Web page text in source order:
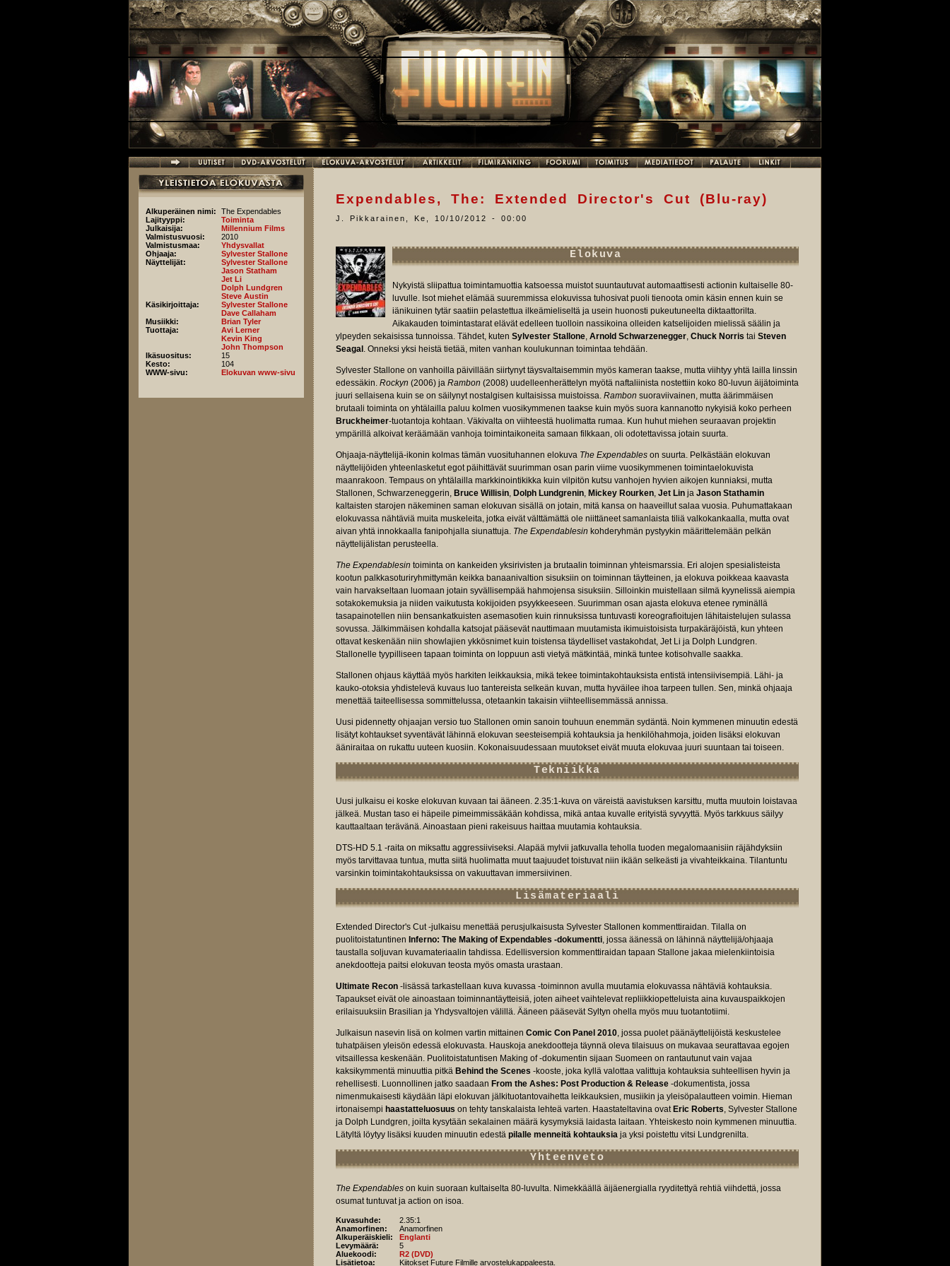
Alkuperäinen nimi:
The Expendables
Lajityyppi:
Toiminta
Julkaisija:
Millennium Films
Valmistusvuosi:
2010
Valmistusmaa:
Yhdysvallat
Ohjaaja:
Sylvester Stallone
Näyttelijät:
Sylvester Stallone
Jason Statham
Jet Li
Dolph Lundgren
Steve Austin
Käsikirjoittaja:
Sylvester Stallone
Dave Callaham
Musiikki:
Brian Tyler
Tuottaja:
Avi Lerner
Kevin King
John Thompson
Ikäsuositus:
15
Kesto:
104
WWW-sivu:
Elokuvan www-sivu
Expendables, The: Extended Director's Cut (Blu-ray)
J. Pikkarainen Ke, 10/10/2012 - 00:00
Elokuva
Nykyistä sliipattua toimintamuottia katsoessa muistot suuntautuvat automaattisesti actionin kultaiselle 80-
luvulle. Isot miehet elämää suuremmissa elokuvissa tuhosivat puoli tienoota omin käsin ennen kuin se
iänikuinen tytär saatiin pelastettua ilkeämieliseltä ja usein huonosti pukeutuneelta diktaattorilta.
Aikakauden toimintastarat elävät edelleen tuolloin nassikoina olleiden katselijoiden mielissä säälin ja
ylpeyden sekaisissa tunnoissa. Tähdet, kuten Sylvester Stallone, Arnold Schwarzenegger, Chuck Norris tai Steven
Seagal . Onneksi yksi heistä tietää, miten vanhan koulukunnan toimintaa tehdään.
Sylvester Stallone on vanhoilla päivillään siirtynyt täysvaltaisemmin myös kameran taakse, mutta viihtyy yhtä lailla linssin
edessäkin. Rockyn (2006) ja Rambon (2008) uudelleenherättelyn myötä naftaliinista nostettiin koko 80-luvun äijätoiminta
juuri sellaisena kuin se on säilynyt nostalgisen kultaisissa muistoissa. Rambon suoraviivainen, mutta äärimmäisen
brutaali toiminta on yhtälailla paluu kolmen vuosikymmenen taakse kuin myös suora kannanotto nykyisiä koko perheen
Bruckheimer-tuotantoja kohtaan. Väkivalta on viihteestä huolimatta rumaa. Kun huhut miehen seuraavan projektin
ympärillä alkoivat keräämään vanhoja toimintaikoneita samaan filkkaan, oli odotettavissa jotain suurta.
Ohjaaja-näyttelijä-ikonin kolmas tämän vuosituhannen elokuva The Expendables on suurta. Pelkästään elokuvan
näyttelijöiden yhteenlasketut egot päihittävät suurimman osan parin viime vuosikymmenen toimintaelokuvista
maanrakoon. Tempaus on yhtälailla markkinointikikka kuin vilpitön kutsu vanhojen hyvien aikojen kunniaksi, mutta
Stallonen, Schwarzeneggerin, Bruce Willisin, Dolph Lundgrenin, Mickey Rourken, Jet Lin ja Jason Stathamin
kaltaisten starojen näkeminen saman elokuvan sisällä on jotain, mitä kansa on haaveillut salaa vuosia. Puhumattakaan
elokuvassa nähtäviä muita muskeleita, jotka eivät välttämättä ole niittäneet samanlaista tiliä valkokankaalla, mutta ovat
aivan yhtä innokkaalla fanipohjalla siunattuja. The Expendablesin kohderyhmän pystyykin määrittelemään pelkän
näyttelijälistan perusteella.
The Expendablesin toiminta on kankeiden yksirivisten ja brutaalin toiminnan yhteismarssia. Eri alojen spesialisteista
kootun palkkasoturiryhmittymän keikka banaanivaltion sisuksiin on toiminnan täytteinen, ja elokuva poikkeaa kaavasta
vain harvakseltaan luomaan jotain syvällisempää hahmojensa sisuksiin. Silloinkin muistellaan silmä kyynelissä aiempia
sotakokemuksia ja niiden vaikutusta kokijoiden psyykkeeseen. Suurimman osan ajasta elokuva etenee ryminällä
tasapainotellen niin bensankatkuisten asemasotien kuin rinnuksissa tuntuvasti koreografioitujen lähitaistelujen sulassa
sovussa. Jälkimmäisen kohdalla katsojat pääsevät nauttimaan muutamista ikimuistoisista turpakäräjöistä, kun yhteen
ottavat keskenään niin showlajien ykkösnimet kuin toistensa täydelliset vastakohdat, Jet Li ja Dolph Lundgren.
Stallonelle tyypilliseen tapaan toiminta on loppuun asti vietyä mätkintää, minkä tuntee kotisohvalle saakka.
Stallonen ohjaus käyttää myös harkiten leikkauksia, mikä tekee toimintakohtauksista entistä intensiivisempiä. Lähi- ja
kauko-otoksia yhdistelevä kuvaus luo tantereista selkeän kuvan, mutta hyväilee ihoa tarpeen tullen. Sen, minkä ohjaaja
menettää taiteellisessa sommittelussa, otetaankin takaisin viihteellisemmässä annissa.
Uusi pidennetty ohjaajan versio tuo Stallonen omin sanoin touhuun enemmän sydäntä. Noin kymmenen minuutin edestä
lisätyt kohtaukset syventävät lähinnä elokuvan seesteisempiä kohtauksia ja henkilöhahmoja, joiden lisäksi elokuvan
ääniraitaa on rukattu uuteen kuosiin. Kokonaisuudessaan muutokset eivät muuta elokuvaa juuri suuntaan tai toiseen.
Tekniikka
Uusi julkaisu ei koske elokuvan kuvaan tai ääneen. 2.35:1-kuva on väreistä aavistuksen karsittu, mutta muutoin loistavaa
jälkeä. Mustan taso ei häpeile pimeimmissäkään kohdissa, mikä antaa kuvalle erityistä syvyyttä. Myös tarkkuus säilyy
kauttaaltaan terävänä. Ainoastaan pieni rakeisuus haittaa muutamia kohtauksia.
DTS-HD 5.1 -raita on miksattu aggressiiviseksi. Alapää mylvii jatkuvalla teholla tuoden megalomaanisiin räjähdyksiin
myös tarvittavaa tuntua, mutta siitä huolimatta muut taajuudet toistuvat niin ikään selkeästi ja vivahteikkaina. Tilantuntu
varsinkin toimintakohtauksissa on vakuuttavan immersiivinen.
Lisämateriaali
Extended Director's Cut -julkaisu menettää perusjulkaisusta Sylvester Stallonen kommenttiraidan. Tilalla on
puolitoistatuntinen Inferno: The Making of Expendables -dokumentti, jossa äänessä on lähinnä näyttelijä/ohjaaja
taustalla soljuvan kuvamateriaalin tahdissa. Edellisversion kommenttiraidan tapaan Stallone jakaa mielenkiintoisia
anekdootteja paitsi elokuvan teosta myös omasta urastaan.
Ultimate Recon -lisässä tarkastellaan kuva kuvassa -toiminnon avulla muutamia elokuvassa nähtäviä kohtauksia.
Tapaukset eivät ole ainoastaan toiminnantäytteisiä, joten aiheet vaihtelevat repliikkiopetteluista aina kuvauspaikkojen
erilaisuuksiin Brasilian ja Yhdysvaltojen välillä. Ääneen pääsevät Syltyn ohella myös muu tuotantotiimi.
Julkaisun nasevin lisä on kolmen vartin mittainen Comic Con Panel 2010, jossa puolet päänäyttelijöistä keskustelee
tuhatpäisen yleisön edessä elokuvasta. Hauskoja anekdootteja täynnä oleva tilaisuus on mukavaa seurattavaa egojen
vitsaillessa keskenään. Puolitoistatuntisen Making of -dokumentin sijaan Suomeen on rantautunut vain vajaa
kaksikymmentä minuuttia pitkä Behind the Scenes -kooste, joka kyllä valottaa valittuja kohtauksia suhteellisen hyvin ja
rehellisesti. Luonnollinen jatko saadaan From the Ashes: Post Production & Release -dokumentista, jossa
nimenmukaisesti käydään läpi elokuvan jälkituotantovaihetta leikkauksien, musiikin ja yleisöpalautteen voimin. Hieman
irtonaisempi haastatteluosuus on tehty tanskalaista lehteä varten. Haastateltavina ovat Eric Roberts, Sylvester Stallone
ja Dolph Lundgren, joilta kysytään sekalainen määrä kysymyksiä laidasta laitaan. Yhteiskesto noin kymmenen minuuttia.
Lätyltä löytyy lisäksi kuuden minuutin edestä pilalle menneitä kohtauksia ja yksi poistettu vitsi Lundgrenilta.
Yhteenveto
The Expendables on kuin suoraan kultaiselta 80-luvulta. Nimekkäällä äijäenergialla ryyditettyä rehtiä viihdettä, jossa
osumat tuntuvat ja action on isoa.
Kuvasuhde:
2.35:1
Anamorfinen:
Anamorfinen
Alkuperäiskieli:
Englanti
Levymäärä:
5
Aluekoodi:
R2 (DVD)
Lisätietoa:
Kiitokset Future Filmille arvostelukappaleesta.